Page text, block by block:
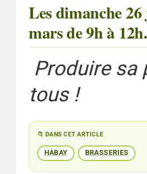
Les dimanche
mars de 9h à 12h.
Produire sa
tous !
📁 DANS CET ARTICLE
HABAY BRASSERIES